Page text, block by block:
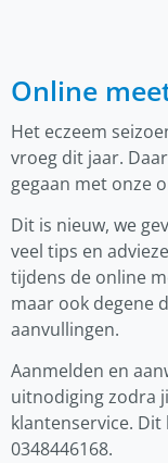
Online
Het eczeem
vroeg dit jaar.
gegaan met onze
Dit is nieuw, we
veel tips en
tijdens de online
maar ook degene
aanvullingen.
Aanmelden en
uitnodiging zodra
klantenservice. Dit
0348446168.